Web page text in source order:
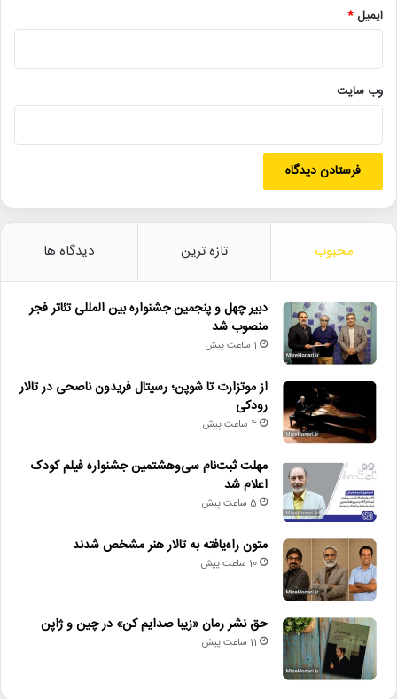
فیلم کوتاه
ایمیل*
وب‌ سایت
محبوب تازه ترین دیدگاه ها
دبیر چهل و پنجمین جشنواره بین المللی تئاتر فجر
منصوب شد
1 ساعت پیش
از موتزارت تا شوپن؛ رسیتال فریدون ناصحی در تالار
رودکی
4 ساعت پیش
مهلت ثبت‌نام سی‌وهشتمین جشنواره فیلم کودک
اعلام شد
5 ساعت پیش
متون راه‌یافته به تالار هنر مشخص شدند
10 ساعت پیش
حق نشر رمان «زیبا صدایم کن» در چین و ژاپن
11 ساعت پیش